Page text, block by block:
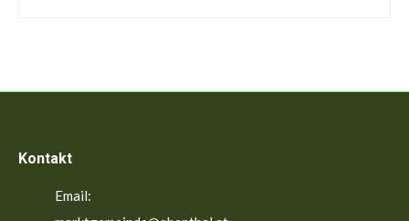
Kontakt
Email: